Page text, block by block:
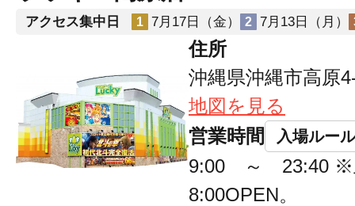
アクセス集中日 1 7月17日（金） 2 7月13日（月）
住所
沖縄県沖縄市高原
地図を見る
営業時間
入場ルール
9:00 ～ 23:40 ※
8:00OPEN。